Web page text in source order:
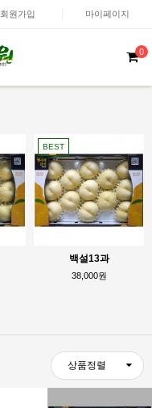
회원가입 마이페이지
0
BEST
백설13과
38,000원
상품정렬